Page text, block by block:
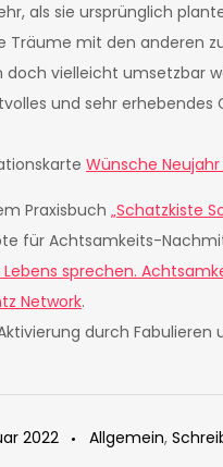
als sie ursprünglich
mit den anderen
vielleicht umsetzbar
und sehr
Wünsche Neujahr
Praxisbuch „Schatzkiste
für Achtsamkeits-
sprechen.
Network.
durch Fabulieren
2022 Allgemein,